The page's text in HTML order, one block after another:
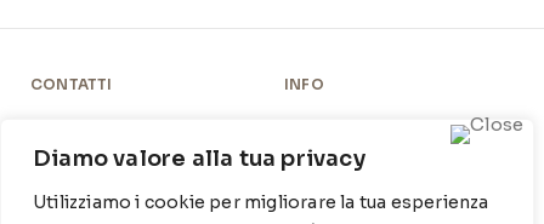
Diamo valore alla tua privacy
Utilizziamo i cookie per migliorare la tua esperienza
CONTATTI
1316 - 70044 Polignano a
INFO
Cookie Policy
Privacy Policy